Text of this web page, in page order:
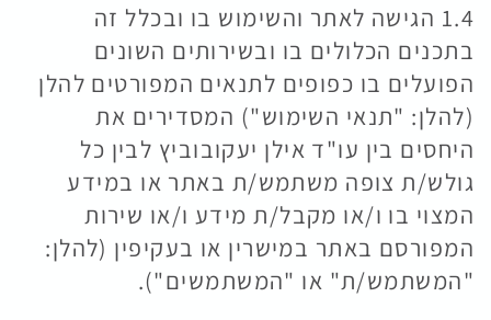
1.4 הגישה לאתר והשימוש בו ובכלל זה
בתכנים הכלולים בו ובשירותים השונים
הפועלים בו כפופים לתנאים המפורטים להלן
(להלן: "תנאי השימוש") המסדירים את
היחסים בין עו"ד אילן יעקובוביץ לבין כל
גולש/ת צופה משתמש/ת באתר או במידע
המצוי בו ו/או מקבל/ת מידע ו/או שירות
המפורסם באתר במישרין או בעקיפין (להלן:
"המשתמש/ת" או "המשתמשים").